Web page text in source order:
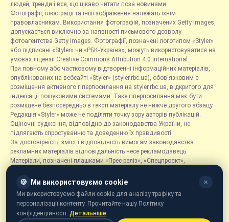
людей, тренди і все, що цікаво читати поза новинами.
Фотографії, ілюстрації та інші зображення належать їхнім
правовласникам. Використання фотографій, позначених Getty Images,
допускається виключно за наявності письмового дозволу
фотоагентства Getty Images. Фотографії, позначені логотипом «Styler»
або підписані «Styler» чи «РБК-Україна», можуть використовуватися на
умовах ліцензії Creative Commons Attribution 4.0 International.
При повному або частковому відтворенні інформаційних матеріалів,
опублікованих на вебсайті «Styler» (styler.rbc.ua), обов'язковим є
розміщення активного гіперпосилання на styler.rbc.ua, відкритого для
індексації пошуковими системами. Таке гіперпосилання має бути
розміщене безпосередньо в тексті матеріалу не нижче другого абзацу.
Редакція «Styler» може не поділяти точку зору авторів публікацій.
Оціночні судження, відповідно до законодавства України, не
підлягають спростуванню та доведенню їх правдивості.
За достовірність, зміст і відповідність вимогам законодавства
рекламних матеріалів відповідальність несе рекламодавець.
Матеріали, позначені плашками «Прес-реліз», «Спецпроєкт»,
розміщуються на правах реклами.
Рубрика «Новини компаній» є інформаційним форматом, що містить
новини, повідомлення та оголошення, пов'язані з діяльністю
компаній, і ґрунтується на інформації, наданій відповідними
компаніями. Редакція не несе відповідальності за достовірність такої
🍪 Ми використовуємо cookie ✕
Ми використовуємо файли cookie для аналізу трафіку та
персоналізації контенту. Прочитайте нашу Політику
конфіденційності. Детальніше